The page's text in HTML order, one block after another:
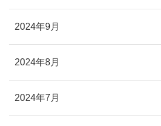
2024年9月
2024年8月
2024年7月